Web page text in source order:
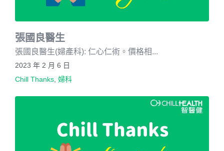
張國良醫生
張國良醫生(婦產科): 仁心仁術。價格相...
2023 年 2 月 6 日
Chill Thanks 婦科